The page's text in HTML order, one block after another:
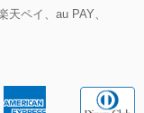
ペイ、au PAY、